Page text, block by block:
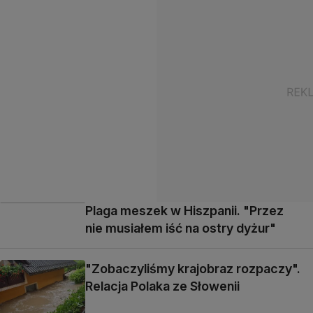
Plaga meszek w Hiszpanii. "Przez
nie musiałem iść na ostry dyżur"
"Zobaczyliśmy krajobraz rozpaczy".
Relacja Polaka ze Słowenii